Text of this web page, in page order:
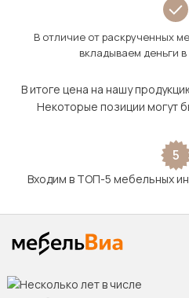
В отличие от раскрученных
вкладываем деньги
В итоге цена на нашу
Некоторые позиции могут
5
Входим в ТОП-5 мебельных